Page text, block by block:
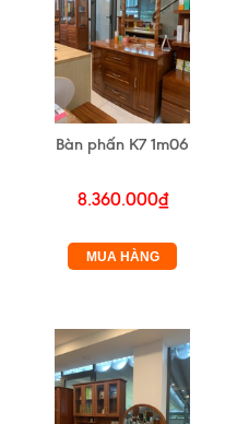
Bàn phấn K7 1m06
8.360.000₫
MUA HÀNG